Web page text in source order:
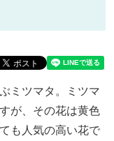
ミツマタ。ミツマ
が、その花は黄色
も人気の高い花で